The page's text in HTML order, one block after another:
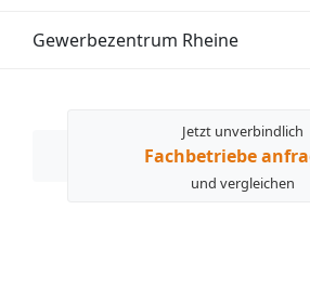
Gewerbezentrum Rheine
Jetzt unverbindlich
Fachbetriebe
und vergleichen